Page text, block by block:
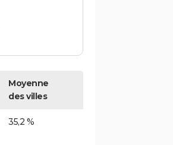
Moyenne
des villes
35,2 %